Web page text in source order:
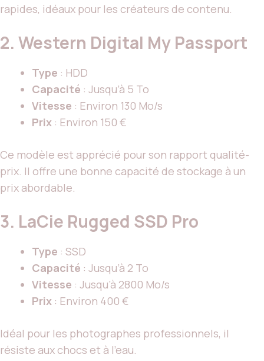
rapides, idéaux pour les créateurs de contenu.
2. Western Digital My Passport
Type : HDD
Capacité : Jusqu’à 5 To
Vitesse : Environ 130 Mo/s
Prix : Environ 150 €
Ce modèle est apprécié pour son rapport qualité-
prix. Il offre une bonne capacité de stockage à un
prix abordable.
3. LaCie Rugged SSD Pro
Type : SSD
Capacité : Jusqu’à 2 To
Vitesse : Jusqu’à 2800 Mo/s
Prix : Environ 400 €
Idéal pour les photographes professionnels, il
résiste aux chocs et à l’eau.